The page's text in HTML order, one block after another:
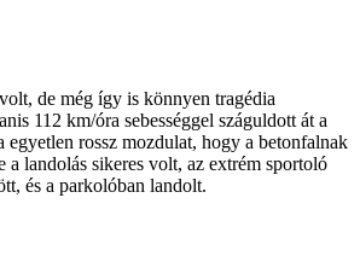
de még így is könnyen tragédia
112 km/óra sebességgel száguldott át a
egyetlen rossz mozdulat, hogy a betonfalnak
a landolás sikeres volt, az extrém sportoló
és a parkolóban landolt.